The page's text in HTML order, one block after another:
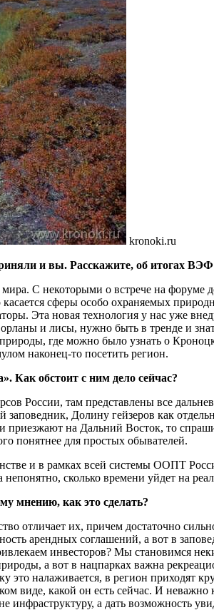
kronoki.ru
и вы. Расскажите, об итогах ВЭФ
С некоторыми о встрече на форуме
сферы особо охраняемых
Эта новая технология у нас уже
и лисы, нужно быть в тренде и
где можно было узнать о
наконец-то посетить регион.
Как обстоит с ним дело сейчас?
России, там представлены все
Долину гейзеров как
на Дальний Восток, то
понятнее для простых обывателей.
и в рамках всей системы ООПТ
сколько времени уйдет на
мнению, как это сделать?
отличает их, причем достаточно
арендных соглашений, а вот в
инвесторов? Мы становимся
а вот в нацпарках важна
это налаживается, в регион приходят
виде, какой он есть сейчас. И неважно
а дать возможность